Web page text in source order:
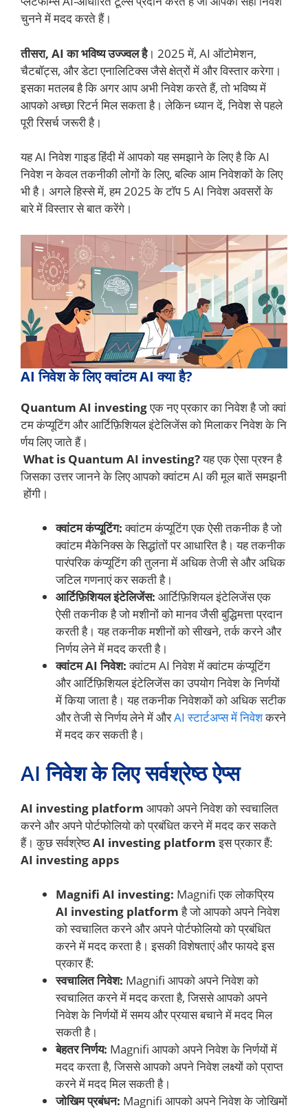
चुनने में मदद करते हैं।
तीसरा, AI का भविष्य उज्ज्वल है। 2025 में, AI ऑटोमेशन,
चैटबॉट्स, और डेटा एनालिटिक्स जैसे क्षेत्रों में और विस्तार करेगा।
इसका मतलब है कि अगर आप अभी निवेश करते हैं, तो भविष्य में
आपको अच्छा रिटर्न मिल सकता है। लेकिन ध्यान दें, निवेश से पहले
पूरी रिसर्च जरूरी है।
यह AI निवेश गाइड हिंदी में आपको यह समझाने के लिए है कि AI
निवेश न केवल तकनीकी लोगों के लिए, बल्कि आम निवेशकों के लिए
भी है। अगले हिस्से में, हम 2025 के टॉप 5 AI निवेश अवसरों के
बारे में विस्तार से बात करेंगे।
AI निवेश के लिए क्वांटम AI क्या है?
Quantum AI investingएक नए प्रकार का निवेश है जो क्वां
टम कंप्यूटिंग और आर्टिफ़िशियल इंटेलिजेंस को मिलाकर निवेश के नि
र्णय लिए जाते हैं।
What is Quantum AI investing?यह एक ऐसा प्रश्न है
जिसका उत्तर जानने के लिए आपको क्वांटम AI की मूल बातें समझनी
होंगी।
क्वांटम कंप्यूटिंग:क्वांटम कंप्यूटिंग एक ऐसी तकनीक है जो
क्वांटम मैकेनिक्स के सिद्धांतों पर आधारित है। यह तकनीक
पारंपरिक कंप्यूटिंग की तुलना में अधिक तेजी से और अधिक
जटिल गणनाएं कर सकती है।
आर्टिफ़िशियल इंटेलिजेंस: आर्टिफ़िशियल इंटेलिजेंस एक
ऐसी तकनीक है जो मशीनों को मानव जैसी बुद्धिमत्ता प्रदान
करती है। यह तकनीक मशीनों को सीखने, तर्क करने और
निर्णय लेने में मदद करती है।
क्वांटम AI निवेश:क्वांटम AI निवेश में क्वांटम कंप्यूटिंग
और आर्टिफ़िशियल इंटेलिजेंस का उपयोग निवेश के निर्णयों
में किया जाता है। यह तकनीक निवेशकों को अधिक सटीक
और तेजी से निर्णय लेने में औरAI स्टार्टअप्स में निवेशकरने
में मदद कर सकती है।
AI निवेश के लिए सर्वश्रेष्ठ ऐप्स
AI investing platform आपको अपने निवेश को स्वचालित
करने और अपने पोर्टफोलियो को प्रबंधित करने में मदद कर सकते
हैं। कुछ सर्वश्रेष्ठAI investing platformइस प्रकार हैं:
AI investing apps
Magnifi AI investing: Magnifi एक लोकप्रिय
AI investing platformहै जो आपको अपने निवेश
को स्वचालित करने और अपने पोर्टफोलियो को प्रबंधित
करने में मदद करता है। इसकी विशेषताएं और फायदे इस
प्रकार हैं:
स्वचालित निवेश: Magnifi आपको अपने निवेश को
स्वचालित करने में मदद करता है, जिससे आपको अपने
निवेश के निर्णयों में समय और प्रयास बचाने में मदद मिल
सकती है।
बेहतर निर्णय: Magnifi आपको अपने निवेश के निर्णयों में
मदद करता है, जिससे आपको अपने निवेश लक्ष्यों को प्राप्त
करने में मदद मिल सकती है।
जोखिम प्रबंधन: Magnifi आपको अपने निवेश के जोखिमों